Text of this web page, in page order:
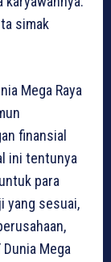
simak
Mega Raya
finansial
ini tentunya
para
yang sesuai,
Mega